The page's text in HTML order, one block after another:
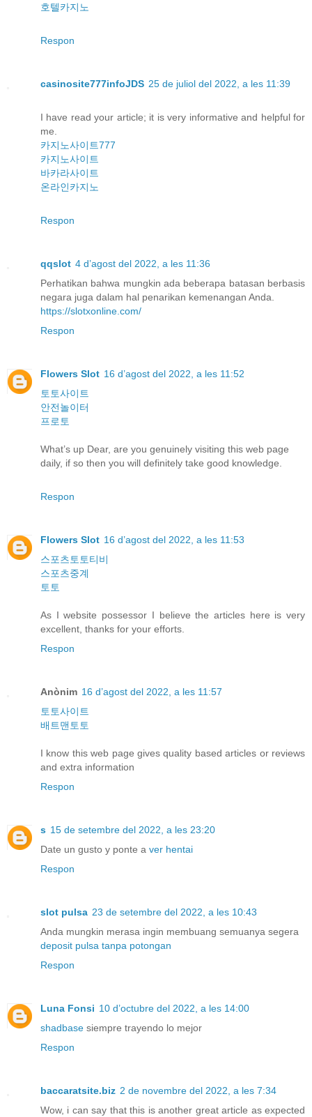
호텔카지노
Respon
casinosite777infoJDS 25 de juliol del 2022, a les 11:39
I have read your article; it is very informative and helpful for
me.
카지노사이트777
카지노사이트
바카라사이트
온라인카지노
Respon
qqslot 4 d’agost del 2022, a les 11:36
Perhatikan bahwa mungkin ada beberapa batasan berbasis
negara juga dalam hal penarikan kemenangan Anda.
https://slotxonline.com/
Respon
Flowers Slot 16 d’agost del 2022, a les 11:52
토토사이트
안전놀이터
프로토
What’s up Dear, are you genuinely visiting this web page
daily, if so then you will definitely take good knowledge.
Respon
Flowers Slot 16 d’agost del 2022, a les 11:53
스포츠토토티비
스포츠중계
토토
As I website possessor I believe the articles here is very
excellent, thanks for your efforts.
Respon
Anònim 16 d’agost del 2022, a les 11:57
토토사이트
배트맨토토
I know this web page gives quality based articles or reviews
and extra information
Respon
s 15 de setembre del 2022, a les 23:20
Date un gusto y ponte a ver hentai
Respon
slot pulsa 23 de setembre del 2022, a les 10:43
Anda mungkin merasa ingin membuang semuanya segera
deposit pulsa tanpa potongan
Respon
Luna Fonsi 10 d’octubre del 2022, a les 14:00
shadbase siempre trayendo lo mejor
Respon
baccaratsite.biz 2 de novembre del 2022, a les 7:34
Wow, i can say that this is another great article as expected